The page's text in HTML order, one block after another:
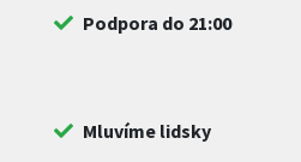
Podpora do 21:00
Mluvíme lidsky